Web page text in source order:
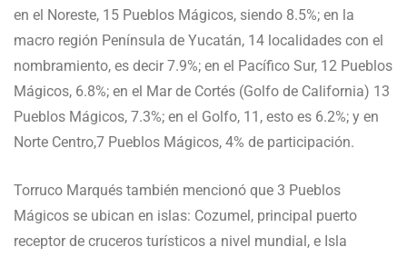
en el Noreste, 15 Pueblos Mágicos, siendo 8.5%; en la
macro región Península de Yucatán, 14 localidades con el
nombramiento, es decir 7.9%; en el Pacífico Sur, 12 Pueblos
Mágicos, 6.8%; en el Mar de Cortés (Golfo de California) 13
Pueblos Mágicos, 7.3%; en el Golfo, 11, esto es 6.2%; y en
Norte Centro,7 Pueblos Mágicos, 4% de participación.
Torruco Marqués también mencionó que 3 Pueblos
Mágicos se ubican en islas: Cozumel, principal puerto
receptor de cruceros turísticos a nivel mundial, e Isla